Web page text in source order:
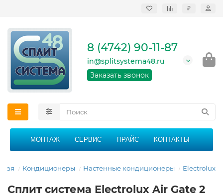
₽
кондиционеров в
области
График работы: 9:00 -
21:00 без перерыва и
8 (4742) 90-11-87
in@splitsystema48.ru
Заказать звонок
МОНТАЖ СЕРВИС ПРАЙС КОНТАКТЫ
Кондиционеры Настенные кондиционеры Electrolux
Сплит система Electrolux Air Gate 2